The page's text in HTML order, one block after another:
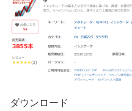
ダウンロード